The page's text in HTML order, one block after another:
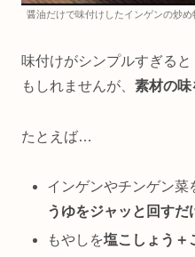
醤油だけで味付けしたインゲンの炒め
味付けがシンプルすぎる
もしれませんが、 素材の味
たとえば…
インゲンやチンゲン菜
うゆをジャッと回すだ
もやしを塩こしょう＋